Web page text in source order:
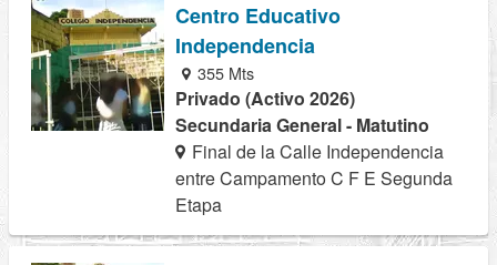
Centro Educativo
Independencia
355 Mts
Privado (Activo 2026)
Secundaria General - Matutino
Final de la Calle Independencia
entre Campamento C F E Segunda
Etapa